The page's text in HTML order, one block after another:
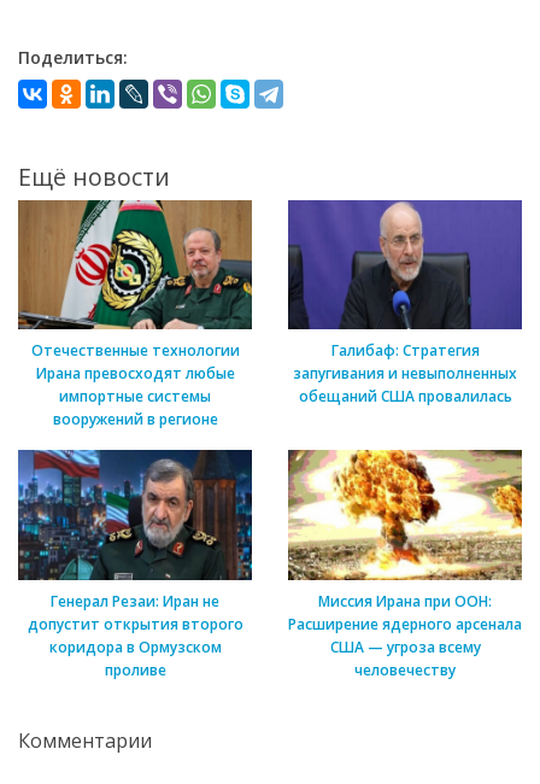
Поделиться:
Ещё новости
Отечественные технологии
Ирана превосходят любые
импортные системы
вооружений в регионе
Галибаф: Стратегия
запугивания и невыполненных
обещаний США провалилась
Генерал Резаи: Иран не
допустит открытия второго
коридора в Ормузском
проливе
Миссия Ирана при ООН:
Расширение ядерного арсенала
США — угроза всему
человечеству
Комментарии